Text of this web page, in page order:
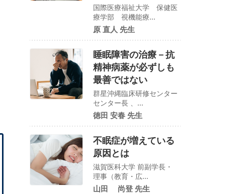
国際医療福祉大学 保健医
療学部 視機能療...
原 直人 先生
睡眠障害の治療－抗
精神病薬が必ずしも
最善ではない
群星沖縄臨床研修センター
センター長 、...
徳田 安春 先生
不眠症が増えている
原因とは
滋賀医科大学 前副学長・
理事（教育・広...
山田 尚登 先生